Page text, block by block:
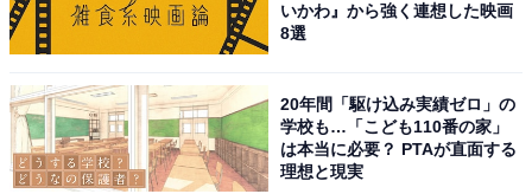
いかわ』から強く連想した映画
8選
20年間「駆け込み実績ゼロ」の
学校も…「こども110番の家」
は本当に必要？ PTAが直面する
理想と現実